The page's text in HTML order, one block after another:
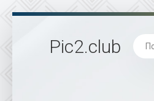
Pic2.club